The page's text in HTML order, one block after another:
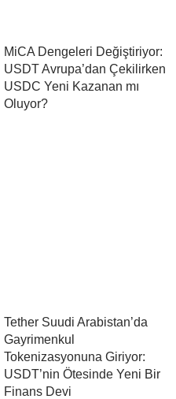
MiCA Dengeleri Değiştiriyor:
USDT Avrupa’dan Çekilirken
USDC Yeni Kazanan mı
Oluyor?
Tether Suudi Arabistan’da
Gayrimenkul
Tokenizasyonuna Giriyor:
USDT’nin Ötesinde Yeni Bir
Finans Devi